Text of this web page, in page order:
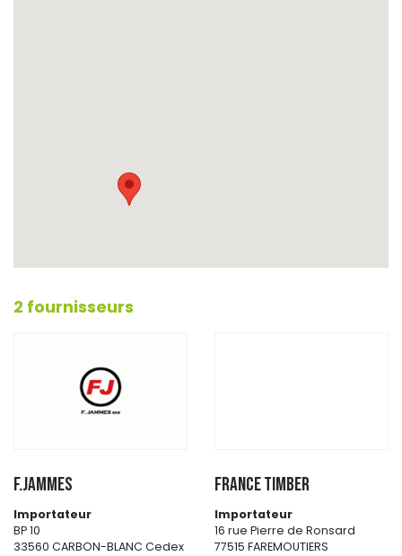
2 fournisseurs
F.JAMMES
Importateur
BP 10
33560 CARBON-BLANC Cedex
FRANCE TIMBER
Importateur
16 rue Pierre de Ronsard
77515 FAREMOUTIERS